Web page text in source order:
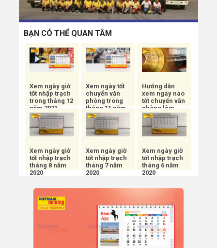
BẠN CÓ THỂ QUAN TÂM
Xem ngày giờ
tốt nhập trạch
trong tháng 12
năm 2021
Xem ngày tốt
chuyển văn
phòng trong
tháng 11 năm
2021
Hướng dẫn
xem ngày nào
tốt chuyển văn
phòng làm
việc
Xem ngày giờ
tốt nhập trạch
tháng 8 năm
2020
Xem ngày giờ
tốt nhập trạch
tháng 7 năm
2020
Xem ngày giờ
tốt nhập trạch
tháng 6 năm
2020